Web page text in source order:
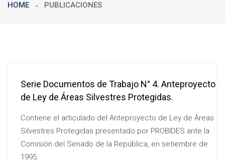
HOME PUBLICACIONES
Serie Documentos de Trabajo N° 4. Anteproyecto
de Ley de Áreas Silvestres Protegidas.
Contiene el articulado del Anteproyecto de Ley de Áreas
Silvestres Protegidas presentado por PROBIDES ante la
Comisión del Senado de la República, en setiembre de
1995.